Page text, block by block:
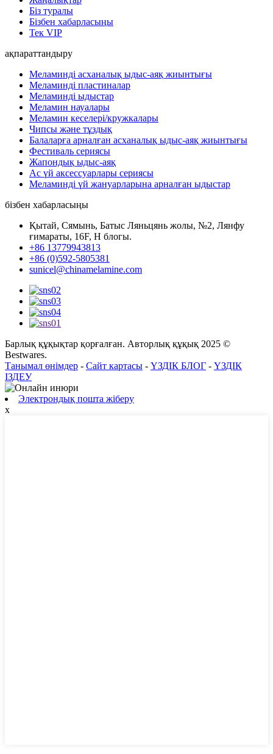
Біз туралы
Бізбен хабарласыңы
Тек VIP
ақпараттандыру
Меламинді асханалық ыдыс-аяқ жиынтығы
Меламинді пластиналар
Меламинді ыдыстар
Меламин науалары
Меламин кеселері/кружкалары
Чипсы және тұздық
Балаларға арналған асханалық ыдыс-аяқ жиынтығы
Фестиваль сериясы
Жапондық ыдыс-аяқ
Ас үй аксессуарлары сериясы
Меламинді үй жануарларына арналған ыдыстар
бізбен хабарласыңы
Қытай, Сямынь, Батыс Ляньцянь жолы, №2, Лянфу
ғимараты, 16F, H блогы.
+86 13779943813
+86 (0)592-5805381
sunicel@chinamelamine.com
Барлық құқықтар қорғалған. Авторлық құқық 2025 ©
Bestwares.
Танымал өнімдер - Сайт картасы - ҮЗДІК БЛОГ - ҮЗДІК
ІЗДЕУ
Электрондық пошта жіберу
x